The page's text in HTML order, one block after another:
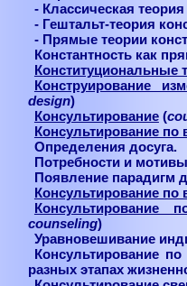
- Классическая
- Гештальт-теория
- Прямые теории
Константность как
Конституциональные
Конструирование
design)
Консультирование(
Консультирование по
Определения досуга.
Потребности и
Появление парадигм
Консультирование
Консультирование
counseling)
Уравновешивание
Консультирование
разных этапах